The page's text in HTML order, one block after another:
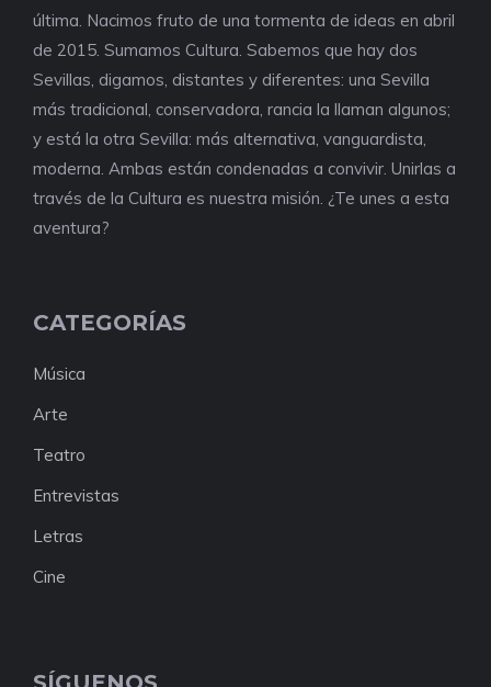
última. Nacimos fruto de una tormenta de ideas en abril
de 2015. Sumamos Cultura. Sabemos que hay dos
Sevillas, digamos, distantes y diferentes: una Sevilla
más tradicional, conservadora, rancia la llaman algunos;
y está la otra Sevilla: más alternativa, vanguardista,
moderna. Ambas están condenadas a convivir. Unirlas a
través de la Cultura es nuestra misión. ¿Te unes a esta
aventura?
CATEGORÍAS
Música
Arte
Teatro
Entrevistas
Letras
Cine